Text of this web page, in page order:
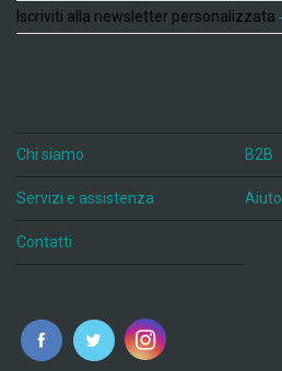
Iscriviti alla newsletter personalizzata
Chi siamo B2B
Servizi e assistenza Aiuto
Contatti